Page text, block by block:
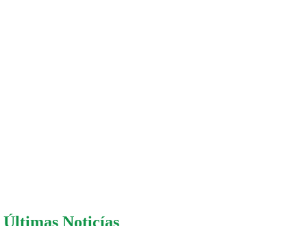
Últimas Noticías